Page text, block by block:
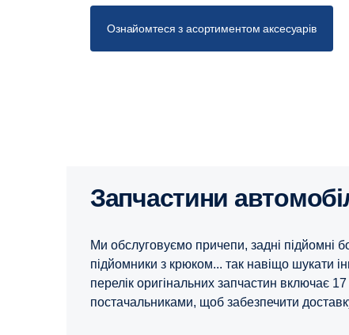
Ознайомтеся з асортиментом аксесуарів
Запчастини
Ми обслуговуємо причепи, задні підйомні
підйомники з крюком... так навіщо шукати
перелік оригінальних запчастин включає
постачальниками, щоб забезпечити